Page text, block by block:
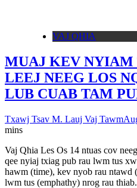
VAJ QHIA
MUAJ KEV
LEEJ NEEG LOS
LUB CUAB TAM
Txawj Tsav M. Lauj Vaj Tawm
mins
Vaj Qhia Les Os 14 ntuas cov
qee nyiaj txiag pub rau lwm tus
hawm (time), kev nyob rau ntawd
lwm tus (emphathy) nrog rau thiab.